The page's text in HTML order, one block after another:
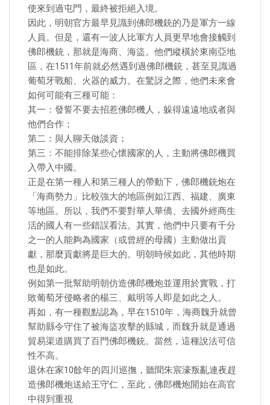
使來到過屯門，最終被拒絕入境。
因此，明朝官方最早見識到佛郎機銃的乃是軍方一線
人員。但是，還有一波人比軍方人員更早地會接觸到
佛郎機銃，那就是海商、海盜。他們縱橫於東南亞地
區，在1511年前就必然遇到過佛郎機銃，甚至見識過
葡萄牙戰船、火器的威力。在驚訝之際，他們未來會
如何可能有三種可能：
其一：發誓不要去招惹佛郎機人，躲得遠遠地或者與
他們合作；
第二：與人聊天做談資；
第三：不能排除某些心懷國家的人，主動將佛郎機買
入帶入中國。
正是在第一種人和第三種人的帶動下，佛郎機銃炮在
「海商勢力」比較強大的地區例如江西、福建、廣東
等地區。所以，我們不要對華人華僑、去國外經商生
活的國人有一些錯誤看法。其實，他們中只要有千分
之一的人能夠為國家（或曾經的母國）主動做出貢
獻，那麼貢獻將是巨大的。明朝時候如此，其他時期
也是如此。
例如第一批幫助明朝仿造佛郎機炮並運用於實戰，打
敗葡萄牙侵略者的楊三、戴明等人即是如此之人。
再如，有一種觀點認為，早在1510年，海商魏升就曾
幫助縣令守住了被海盜攻擊的縣城，而魏升就是通過
貿易渠道購買了百門佛郎機銃。當然，這種說法可信
性不高。
退休在家10餘年的四川巡撫，聽聞朱宸濠叛亂連夜趕
造佛郎機炮送給王守仁，至此，佛郎機炮開始在高官
中得到重視